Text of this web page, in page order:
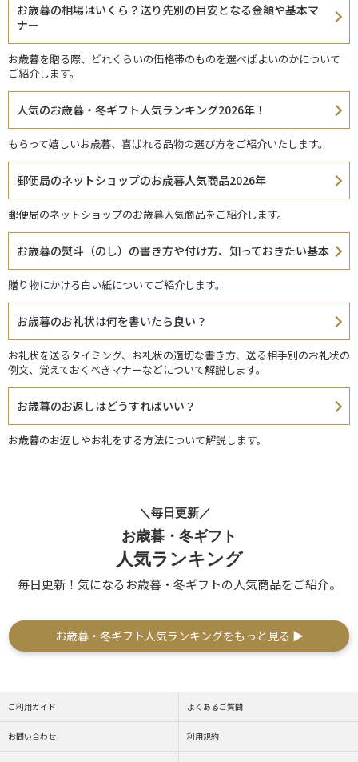
お歳暮の相場はいくら？送り先別の目安となる金額や基本マ
ナー
お歳暮を贈る際、どれくらいの価格帯のものを選べばよいのかについて
ご紹介します。
人気のお歳暮・冬ギフト人気ランキング2026年！
もらって嬉しいお歳暮、喜ばれる品物の選び方をご紹介いたします。
郵便局のネットショップのお歳暮人気商品2026年
郵便局のネットショップのお歳暮人気商品をご紹介します。
お歳暮の熨斗（のし）の書き方や付け方、知っておきたい基本
贈り物にかける白い紙についてご紹介します。
お歳暮のお礼状は何を書いたら良い？
お礼状を送るタイミング、お礼状の適切な書き方、送る相手別のお礼状の
例文、覚えておくべきマナーなどについて解説します。
お歳暮のお返しはどうすればいい？
お歳暮のお返しやお礼をする方法について解説します。
＼毎日更新／
お歳暮・冬ギフト
人気ランキング
毎日更新！気になるお歳暮・冬ギフトの人気商品をご紹介。
お歳暮・冬ギフト人気ランキングをもっと見る ▶
ご利用ガイド よくあるご質問
お問い合わせ 利用規約